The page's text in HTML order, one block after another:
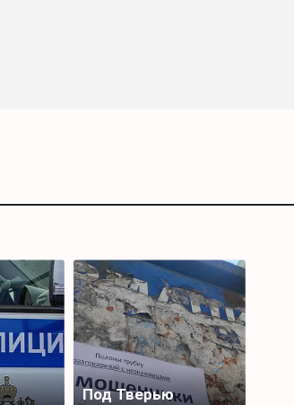
Под Тверью